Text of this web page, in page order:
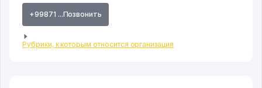
+99871 ...Позвонить
Рубрики, к которым относится организация